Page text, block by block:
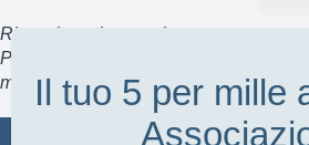
Rispettiamo la tu
a privacy.
Potrai disiscriverti in qualsiasi
momento.
© 2024 Associazione Italiana Amici
Il tuo 5 per mille